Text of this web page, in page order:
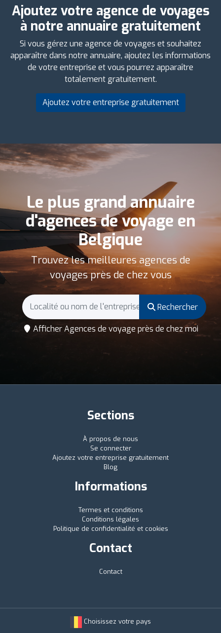
Ajoutez votre agence de voyages
à notre annuaire gratuitement
Si vous gérez une agence de voyages et souhaitez
apparaître dans notre annuaire, ajoutez les informations
de votre entreprise et vous pourrez apparaître
totalement gratuitement.
Ajoutez votre entreprise gratuitement
Le plus grand annuaire
d'agences de voyage en
Belgique
Trouvez les meilleures agences de
voyages près de chez vous
Rechercher
Afficher Agences de voyage près de chez moi
Sections
À propos de nous
Se connecter
Ajoutez votre entreprise gratuitement
Blog
Informations
Termes et conditions
Conditions légales
Politique de confidentialité et cookies
Contact
Contact
Choisissez votre pays